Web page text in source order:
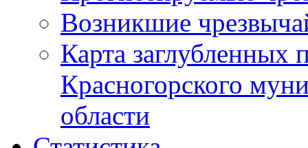
Возникшие
Карта
Красногорского
области